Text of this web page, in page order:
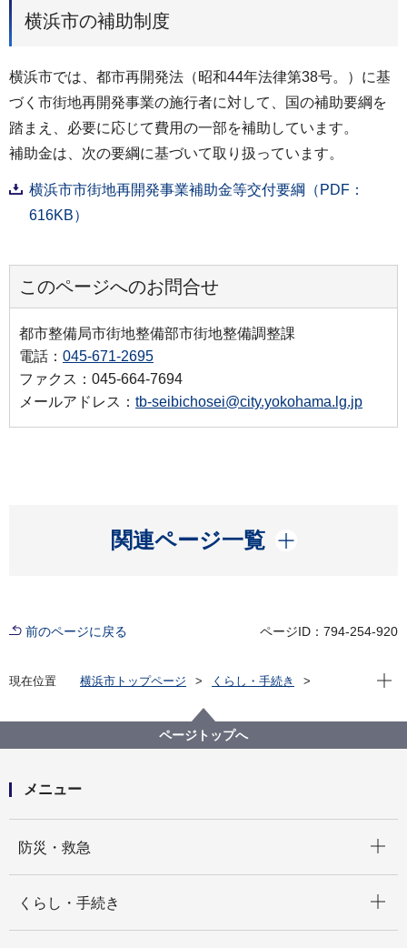
横浜市の補助制度
横浜市では、都市再開発法（昭和44年法律第38号。）に基
づく市街地再開発事業の施行者に対して、国の補助要綱を
踏まえ、必要に応じて費用の一部を補助しています。
補助金は、次の要綱に基づいて取り扱っています。
横浜市市街地再開発事業補助金等交付要綱（PDF：
616KB）
このページへのお問合せ
都市整備局市街地整備部市街地整備調整課
電話： 045-671-2695
ファクス：045-664-7694
メールアドレス： tb-seibichosei@city.yokohama.lg.jp
関連ページ一覧
開く
前のページに戻る ページID：794-254-920
現在位置 横浜市トップページ
くらし・手続き
市街地再開発事業
市街地再開発事業の資金計画
現在
ページトップへ
メニュー
防災・救急
くらし・手続き